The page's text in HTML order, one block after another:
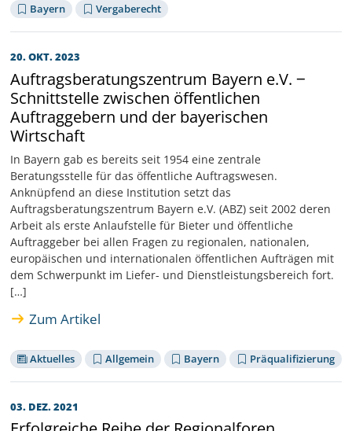
Bayern
Vergaberecht
20. OKT. 2023
Auftragsberatungszentrum Bayern e.V. ‒
Schnittstelle zwischen öffentlichen
Auftraggebern und der bayerischen
Wirtschaft
In Bayern gab es bereits seit 1954 eine zentrale
Beratungsstelle für das öffentliche Auftragswesen.
Anknüpfend an diese Institution setzt das
Auftragsberatungszentrum Bayern e.V. (ABZ) seit 2002 deren
Arbeit als erste Anlaufstelle für Bieter und öffentliche
Auftraggeber bei allen Fragen zu regionalen, nationalen,
europäischen und internationalen öffentlichen Aufträgen mit
dem Schwerpunkt im Liefer- und Dienstleistungsbereich fort.
[…]
Zum Artikel
Aktuelles Allgemein Bayern Präqualifizierung
03. DEZ. 2021